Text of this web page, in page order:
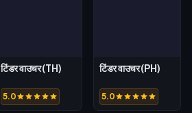
टिंडर वाउचर (TH)
5.0
टिंडर वाउचर (PH)
5.0